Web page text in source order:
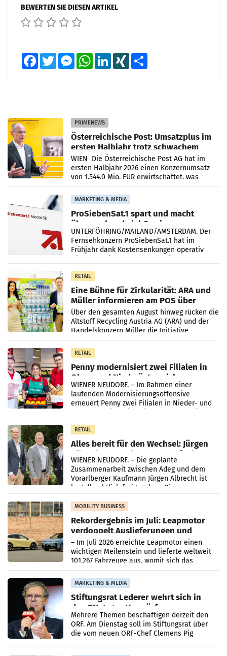
BEWERTEN SIE DIESEN ARTIKEL
FacebookTwitter MessengerWhatsAppLinkedInXING
PRIMENEWS
Österreichische Post: Umsatzplus im
ersten Halbjahr trotz schwachem
Briefgeschäft
WIEN Die Österreichische Post AG hat im
ersten Halbjahr 2026 einen Konzernumsatz
von 1.544,0 Mio. EUR erwirtschaftet, was
einem Plus von 3,8 Prozent gegenüber dem
Vergleichszeitraum
MARKETING & MEDIA
ProSiebenSat.1 spart und macht
überraschend viel Gewinn
UNTERFÖHRING/MAILAND/AMSTERDAM. Der
Fernsehkonzern ProSiebenSat.1 hat im
Frühjahr dank Kostensenkungen operativ
RETAIL
Eine Bühne für Zirkularität: ARA und
Müller informieren am POS über
Kreislauffähigkeit
Über den gesamten August hinweg rücken die
Altstoff Recycling Austria AG (ARA) und der
Handelskonzern Müller die Initiative
„Kreislauf-Helden“ in allen österreichischen
Müller-Filialen
RETAIL
Penny modernisiert zwei Filialen in
Ober- und Niederösterreich
WIENER NEUDORF. – Im Rahmen einer
laufenden Modernisierungsoffensive
erneuert Penny zwei Filialen in Nieder- und
RETAIL
Alles bereit für den Wechsel: Jürgen
Albrecht setzt ab 1.1.2027 auf Adeg
WIENER NEUDORF. – Die geplante
Zusammenarbeit zwischen Adeg und dem
Vorarlberger Kaufmann Jürgen Albrecht ist
kartellrechtlich freigegeben: Die
Bundeswettbewerbsbehörde und der
Bundeskartellanwalt
MOBILITY BUSINESS
Rekordergebnis im Juli: Leapmotor
verdoppelt Auslieferungen und
überschreitet die 100.000er-Marke
– Im Juli 2026 erreichte Leapmotor einen
wichtigen Meilenstein und lieferte weltweit
101.267 Fahrzeuge aus, womit sich das
Ergebnis gegenüber Juli 2025 mehr als
verdoppelte (+102
MARKETING & MEDIA
Stiftungsrat Lederer wehrt sich in
den SN gegen Vorwürfe
Mehrere Themen beschäftigen derzeit den
ORF. Am Dienstag soll im Stiftungsrat über
die vom neuen ORF-Chef Clemens Pig